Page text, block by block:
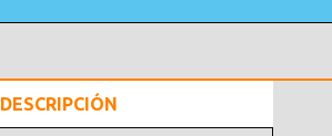
DESCRIPCIÓN